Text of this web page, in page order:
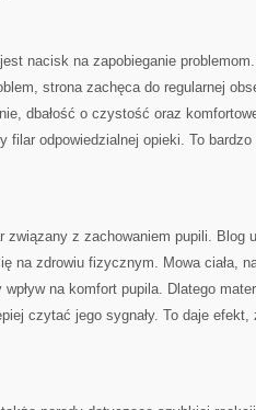
nacisk na zapobieganie
strona zachęca do regularnej
dbałość o czystość oraz
filar odpowiedzialnej opieki. To
związany z zachowaniem pupili. Blog
na zdrowiu fizycznym. Mowa ciała,
wpływ na komfort pupila. Dlatego
czytać jego sygnały. To daje